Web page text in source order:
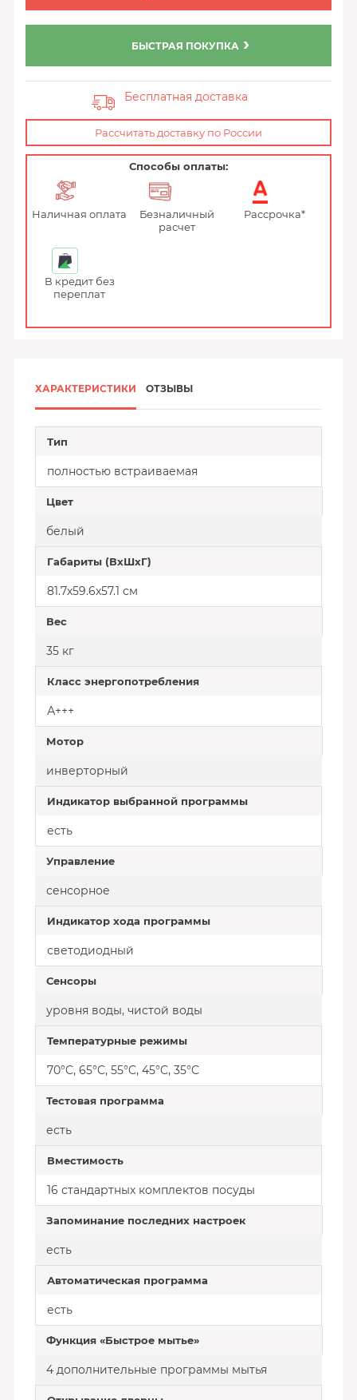
БЫСТРАЯ ПОКУПКА
Бесплатная доставка
Рассчитать доставку по России
Способы оплаты:
Наличная оплата
Безналичный
расчет
Рассрочка*
В кредит без
переплат
ХАРАКТЕРИСТИКИ ОТЗЫВЫ
Тип
полностью встраиваемая
Цвет
белый
Габариты (ВхШхГ)
81.7х59.6х57.1 см
Вес
35 кг
Класс энергопотребления
А+++
Мотор
инверторный
Индикатор выбранной программы
есть
Управление
сенсорное
Индикатор хода программы
светодиодный
Сенсоры
уровня воды, чистой воды
Температурные режимы
70°C, 65°C, 55°C, 45°C, 35°C
Тестовая программа
есть
Вместимость
16 стандартных комплектов посуды
Запоминание последних настроек
есть
Автоматическая программа
есть
Функция «Быстрое мытье»
4 дополнительные программы мытья